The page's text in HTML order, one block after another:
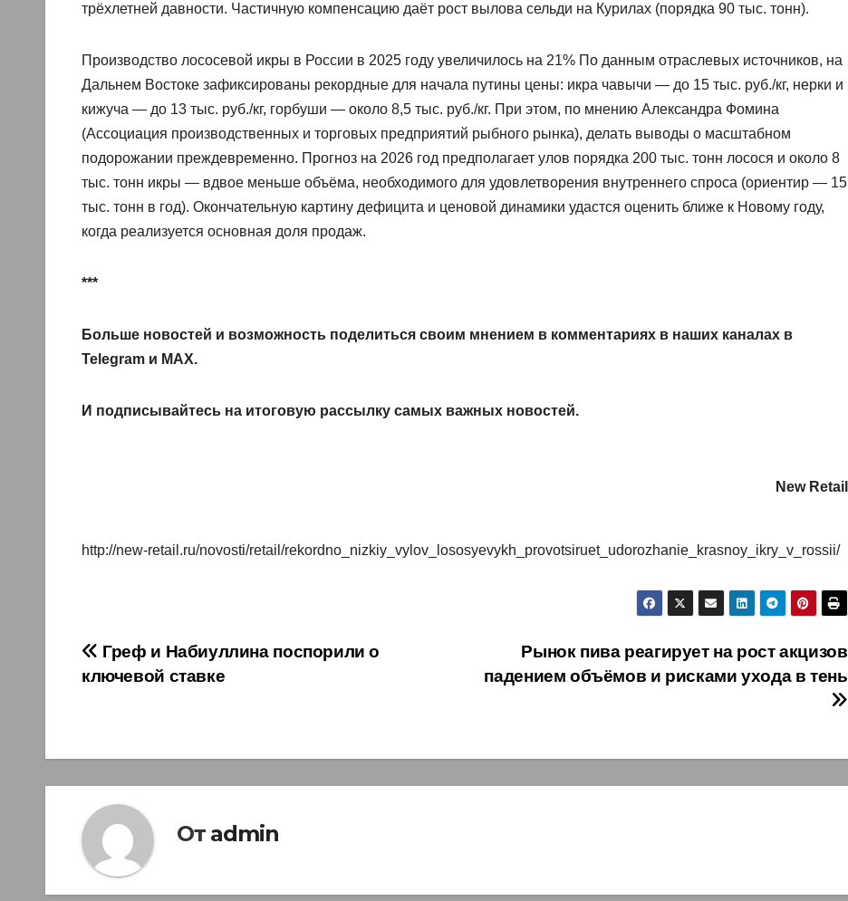
трёхлетней давности. Частичную компенсацию даёт рост вылова сельди на Курилах (порядка 90 тыс. тонн).
Производство лососевой икры в России в 2025 году увеличилось на 21% По данным отраслевых источников, на
Дальнем Востоке зафиксированы рекордные для начала путины цены: икра чавычи — до 15 тыс. руб./кг, нерки и
кижуча — до 13 тыс. руб./кг, горбуши — около 8,5 тыс. руб./кг. При этом, по мнению Александра Фомина
(Ассоциация производственных и торговых предприятий рыбного рынка), делать выводы о масштабном
подорожании преждевременно. Прогноз на 2026 год предполагает улов порядка 200 тыс. тонн лосося и около 8
тыс. тонн икры — вдвое меньше объёма, необходимого для удовлетворения внутреннего спроса (ориентир — 15
тыс. тонн в год). Окончательную картину дефицита и ценовой динамики удастся оценить ближе к Новому году,
когда реализуется основная доля продаж.
***
Больше новостей и возможность поделиться своим мнением в комментариях в наших каналах в
Telegram и MAX.
И подписывайтесь на итоговую рассылку самых важных новостей.
New Retail
http://new-retail.ru/novosti/retail/rekordno_nizkiy_vylov_lososyevykh_provotsiruet_udorozhanie_krasnoy_ikry_v_rossii/
Навигация
Рынок пива реагирует на рост акцизов
падением объёмов и рисками ухода в тень
Греф и Набиуллина поспорили о
ключевой ставке
От admin